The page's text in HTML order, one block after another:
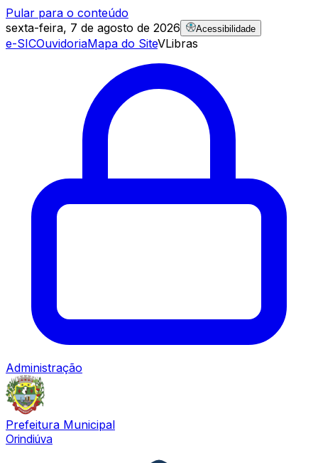
Pular para o conteúdo
sexta-feira, 7 de agosto de 2026
Acessibilidade
e-SICOuvidoriaMapa do SiteVLibras
Administração
Prefeitura Municipal
Orindiúva